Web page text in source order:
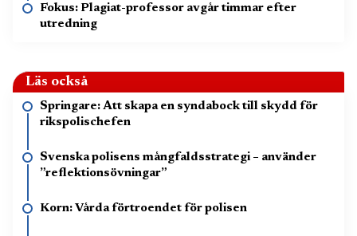
Fokus: Plagiat-professor avgår timmar efter
utredning
Läs också
Springare: Att skapa en syndabock till skydd för
rikspolischefen
Svenska polisens mångfaldsstrategi – använder
”reflektionsövningar”
Korn: Vårda förtroendet för polisen